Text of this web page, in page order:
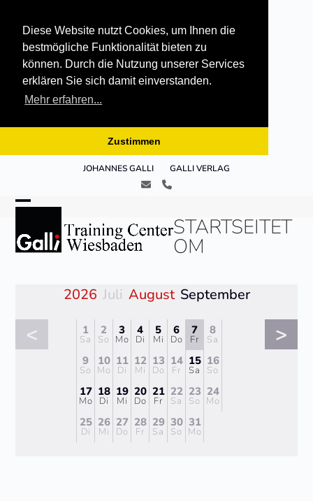
Diese Website nutzt Cookies, um Ihnen die
bestmögliche Funktionalität bieten zu
können. Durch die Nutzung unserer Services
erklären Sie sich damit einverstanden.
Mehr erfahren...
Zustimmen
JOHANNES GALLI GALLI VERLAG
E- Telefon
mobile
mobile
STARTSEITET
OM
2026 Juli August September
< >
1
Sa
2
So
3
Mo
4
Di
5
Mi
6
Do
7
Fr
8
Sa
9
So
10
Mo
11
Di
12
Mi
13
Do
14
Fr
15
Sa
16
So
17
Mo
18
Di
19
Mi
20
Do
21
Fr
22
Sa
23
So
24
Mo
25
Di
26
Mi
27
Do
28
Fr
29
Sa
30
So
31
Mo